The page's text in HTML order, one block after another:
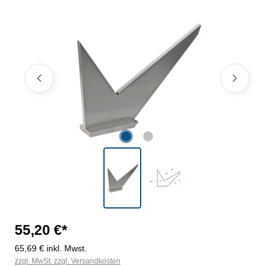
55,20 €*
65,69 € inkl. Mwst.
zzgl. MwSt. zzgl. Versandkosten